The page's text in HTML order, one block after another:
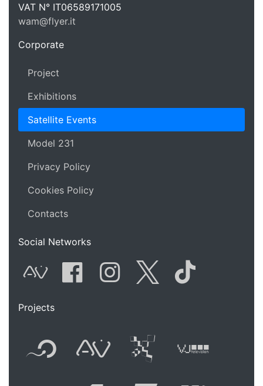
VAT N° IT06589171005
wam@flyer.it
Corporate
Project
Exhibitions
Satellite Events
Model 231
Privacy Policy
Cookies Policy
Contacts
Social Networks
AVnode
Projects
Flyer new media
Audio